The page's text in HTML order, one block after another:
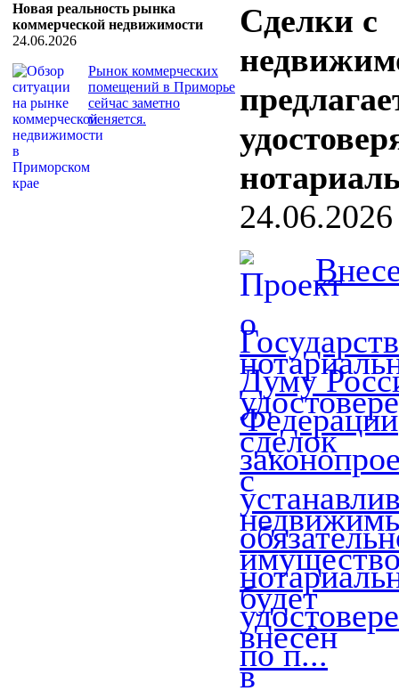
Новая реальность рынка
коммерческой недвижимости
24.06.2026
Рынок коммерческих
помещений в Приморье
сейчас заметно
меняется.
Сделки с
24.06.2026
Думу
Федерации
по п...